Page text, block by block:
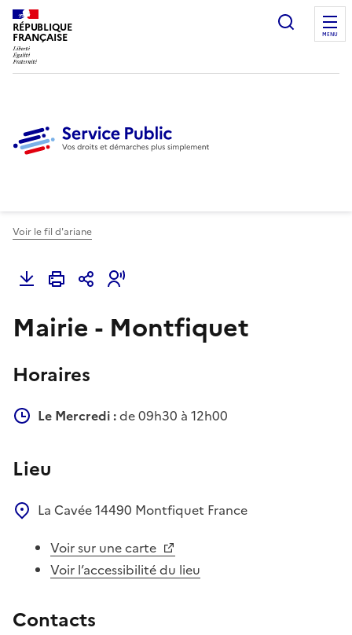
RÉPUBLIQUE
FRANÇAISE
Ouvrir
MENU
Voir le fil d'ariane
Mairie - Montfiquet
Horaires
Le Mercredi :de 09h30 à 12h00
Lieu
La Cavée14490 Montfiquet France
Voir sur une carte
Voir l’accessibilité du lieu
Contacts